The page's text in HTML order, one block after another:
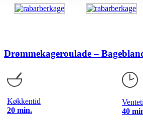
Drømmekageroulade –
Køkkentid
20 min.
40